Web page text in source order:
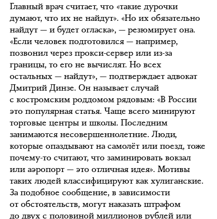
Главный врач считает, что «такие дурочки
думают, что их не найдут». «Но их обязательно
найдут — и будет огласка», — резюмирует она.
«Если человек подготовился — например,
позвонил через прокси-сервер или из-за
границы, то его не вычислят. Но всех
остальных — найдут», — подтверждает адвокат
Дмитрий Динзе. Он называет случай
с костромским роддомом рядовым: «В России
это популярная статья. Чаще всего минируют
торговые центры и школы. Последним
занимаются несовершеннолетние. Люди,
которые опаздывают на самолёт или поезд, тоже
почему-то считают, что заминировать вокзал
или аэропорт — это отличная идея». Мотивы
таких людей классифицируют как хулиганские.
За подобное сообщение, в зависимости
от обстоятельств, могут наказать штрафом
до двух с половиной миллионов рублей или